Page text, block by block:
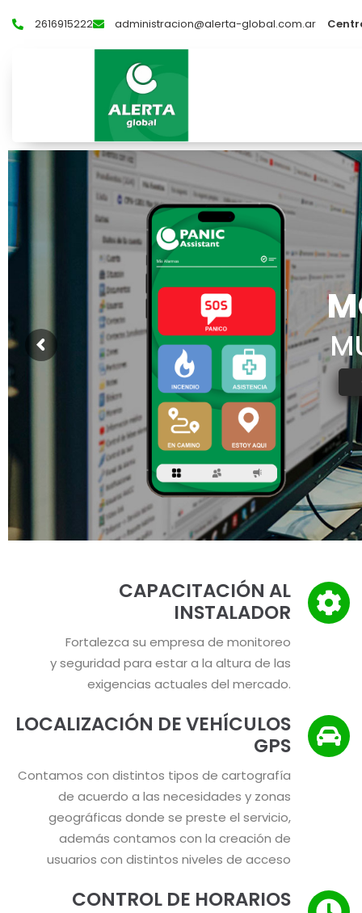
2616915222 administracion@alerta-global.com.ar
CAPACITACIÓN AL
INSTALADOR
Fortalezca su empresa de monitoreo
y seguridad para estar a la altura de las
exigencias actuales del mercado.
LOCALIZACIÓN DE VEHÍCULOS
GPS
Contamos con distintos tipos de cartografía
de acuerdo a las necesidades y zonas
geográficas donde se preste el servicio,
además contamos con la creación de
usuarios con distintos niveles de acceso
CONTROL DE HORARIOS